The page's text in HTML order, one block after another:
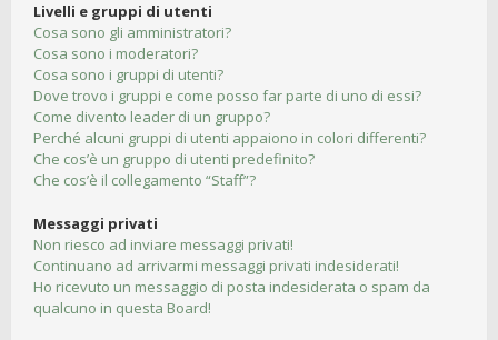
Livelli e gruppi di utenti
Cosa sono gli amministratori?
Cosa sono i moderatori?
Cosa sono i gruppi di utenti?
Dove trovo i gruppi e come posso far parte di uno di essi?
Come divento leader di un gruppo?
Perché alcuni gruppi di utenti appaiono in colori differenti?
Che cos’è un gruppo di utenti predefinito?
Che cos’è il collegamento “Staff”?
Messaggi privati
Non riesco ad inviare messaggi privati!
Continuano ad arrivarmi messaggi privati indesiderati!
Ho ricevuto un messaggio di posta indesiderata o spam da
qualcuno in questa Board!